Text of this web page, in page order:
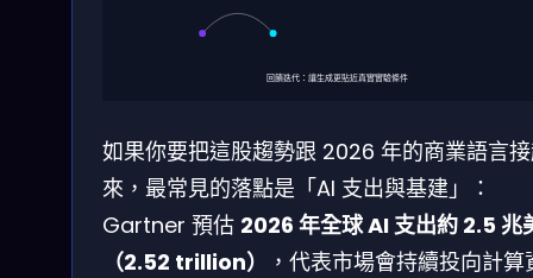
回饋迭代：讓生成更貼近真實實驗條件
如果你要把這股趨勢跟 2026 年的商業語言
來，最常見的落點是「AI 支出與基建」：
Gartner 預估 2026 年全球 AI 支出約 2.5 兆
（2.52 trillion）
，代表市場會持續投向計算